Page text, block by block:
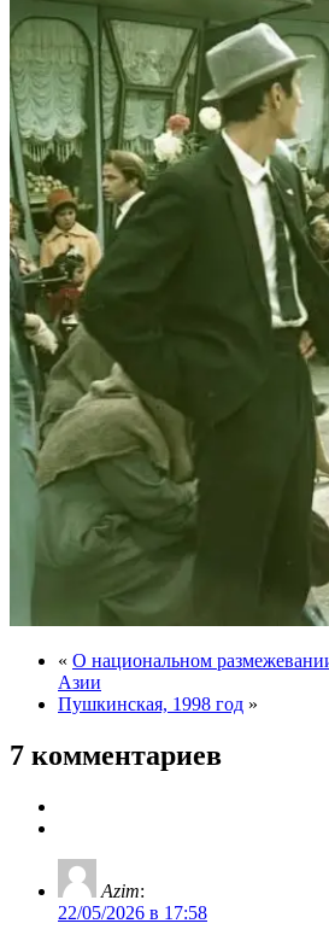
« О национальном
Азии
Пушкинская, 1998 год »
7 комментариев
Azim:
22/05/2026 в 17:58